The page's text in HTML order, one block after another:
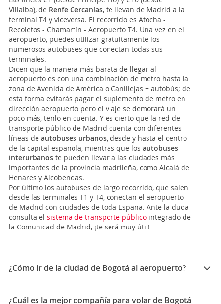
Villalba), de Renfe Cercanías, te llevan de Madrid a la
terminal T4 y viceversa. El recorrido es Atocha -
Recoletos - Chamartín - Aeropuerto T4. Una vez en el
aeropuerto, puedes utilizar gratuitamente los
numerosos autobuses que conectan todas sus
terminales.
Dicen que la manera más barata de llegar al
aeropuerto es con una combinación de metro hasta la
zona de Avenida de América o Canillejas + autobús; de
esta forma evitarás pagar el suplemento de metro en
dirección aeropuerto pero el viaje se demorará un
poco más, tenlo en cuenta. Y es cierto que la red de
transporte público de Madrid cuenta con diferentes
líneas de autobuses urbanos, desde y hasta el centro
de la capital española, mientras que los autobuses
interurbanos te pueden llevar a las ciudades más
importantes de la provincia madrileña, como Alcalá de
Henares y Alcobendas.
Por último los autobuses de largo recorrido, que salen
desde las terminales T1 y T4, conectan el aeropuerto
de Madrid con ciudades de toda España. Ante la duda
consulta el sistema de transporte público integrado de
la Comunicad de Madrid, ¡te será muy útil!
¿Cómo ir de la ciudad de Bogotá al aeropuerto?
ElAeropuerto Internacional El Dorado Luis Carlos
Galán Sarmiento
más conocido como "El Dorado"
es el
¿Cuál es la mejor compañía para volar de Bogotá